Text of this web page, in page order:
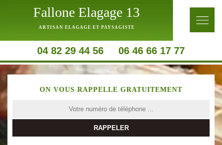
Fallone Elagage 13
ARTISAN ELAGAGE ET PAYSAGISTE
04 82 29 44 56 06 46 66 17 77
ON VOUS RAPPELLE GRATUITEMENT